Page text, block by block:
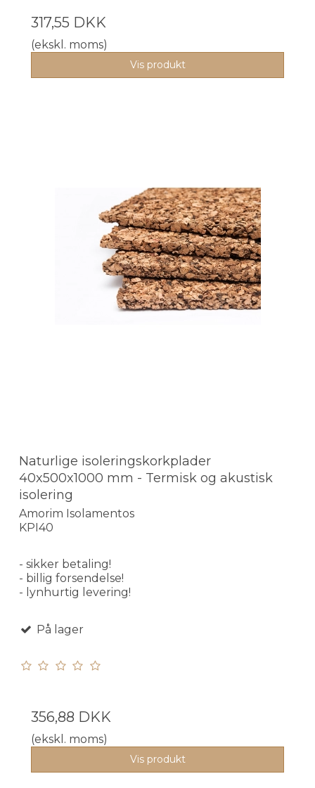
317,55 DKK
(ekskl. moms)
Vis produkt
Naturlige isoleringskorkplader
40x500x1000 mm - Termisk og akustisk
isolering
Amorim Isolamentos
KPI40
- sikker betaling!
- billig forsendelse!
- lynhurtig levering!
På lager
356,88 DKK
(ekskl. moms)
Vis produkt